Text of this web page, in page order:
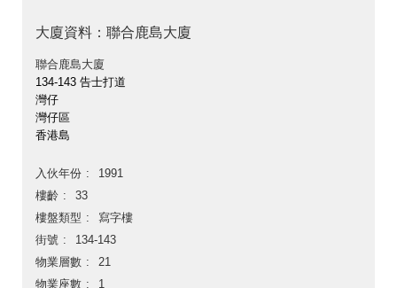
大廈資料：聯合鹿島大廈
聯合鹿島大廈
134-143 告士打道
灣仔
灣仔區
香港島
入伙年份
1991
樓齡
33
樓盤類型
寫字樓
街號
134-143
物業層數
21
物業座數
1